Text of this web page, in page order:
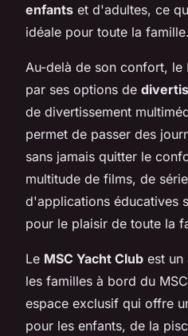
enfants et d'adultes, ce
idéale pour toute la famille.
Au-delà de son confort, le
par ses options de
de divertissement
permet de passer des
sans jamais quitter le
multitude de films, de
d'applications éducatives
pour le plaisir de toute la
Le MSC Yacht Club est un
les familles à bord du
espace exclusif qui offre
pour les enfants, de la